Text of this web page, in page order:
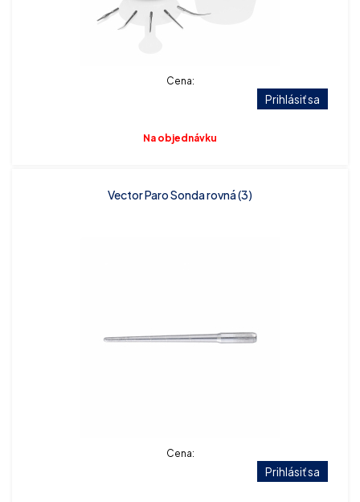
Cena:
Prihlásiť sa
Na objednávku
Vector Paro Sonda rovná (3)
Cena:
Prihlásiť sa